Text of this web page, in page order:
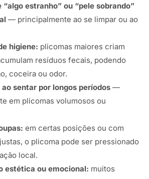
“algo estranho” ou “pele sobrando”
— principalmente ao se limpar ou ao
higiene: plicomas maiores criam
resíduos fecais, podendo
coceira ou odor.
sentar por longos períodos —
em plicomas volumosos ou
em certas posições ou com
o plicoma pode ser pressionado
local.
estética ou emocional: muitos